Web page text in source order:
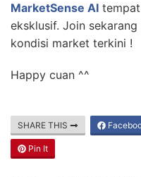
MarketSense AI
eksklusif. Join
kondisi market terkini !
Happy cuan ^^
SHARE THIS
Pin It